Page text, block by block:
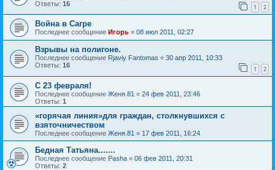
Ответы: 16 1 2
Война в Сагре
Последнее сообщение Игорь « 08 июл 2011, 02:27
Взрывы на полигоне.
Последнее сообщение Rjaviy Fantomas « 30 апр 2011, 10:33
Ответы: 16 1 2
C 23 февраля!
Последнее сообщение Женя.81 « 24 фев 2011, 23:46
Ответы: 1
«горячая линия»для граждан, столкнувшихся с
взяточничеством
Последнее сообщение Женя.81 « 17 фев 2011, 16:24
Бедная Татьяна.......
Последнее сообщение Pasha « 06 фев 2011, 20:31
Ответы: 2